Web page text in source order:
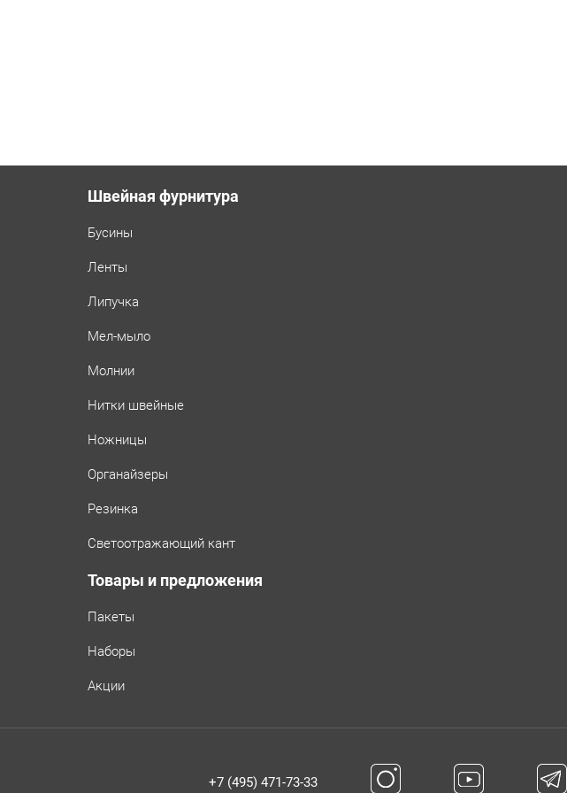
Швейная фурнитура
Бусины
Ленты
Липучка
Мел-мыло
Молнии
Нитки швейные
Ножницы
Органайзеры
Резинка
Светоотражающий кант
Товары и предложения
Пакеты
Наборы
Акции
+7 (495) 471-73-33